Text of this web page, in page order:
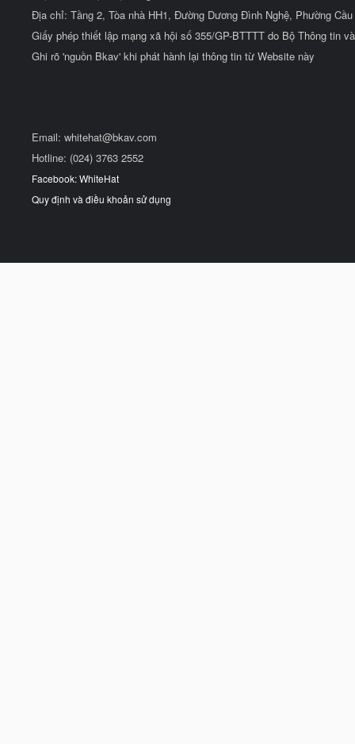
Địa chỉ: Tầng 2, Tòa nhà HH1, Đường Dương Đình Nghệ, Phường
Giấy phép thiết lập mạng xã hội số 355/GP-BTTTT do Bộ Thông tin
Ghi rõ 'nguồn Bkav' khi phát hành lại thông tin từ Website này
Email: whitehat@bkav.com
Hotline: (024) 3763 2552
Facebook: WhiteHat
Quy định và điều khoản sử dụng